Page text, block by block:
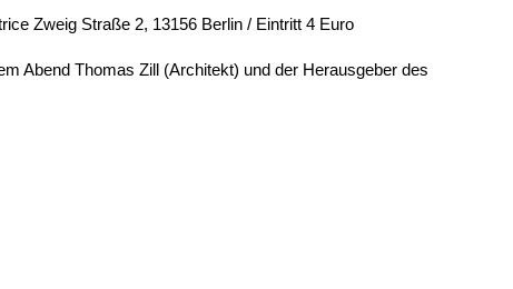
Zweig Straße 2, 13156 Berlin / Eintritt 4 Euro
Abend Thomas Zill (Architekt) und der Herausgeber des